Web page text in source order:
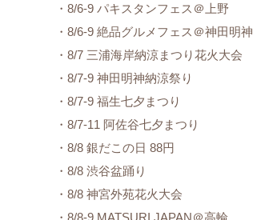
・8/6-9 パキスタンフェス＠上野
・8/6-9 絶品グルメフェス＠神田明神
・8/7 三浦海岸納涼まつり花火大会
・8/7-9 神田明神納涼祭り
・8/7-9 福生七夕まつり
・8/7-11 阿佐谷七夕まつり
・8/8 銀だこの日 88円
・8/8 渋谷盆踊り
・8/8 神宮外苑花火大会
・8/8-9 MATSURI JAPAN＠高輪